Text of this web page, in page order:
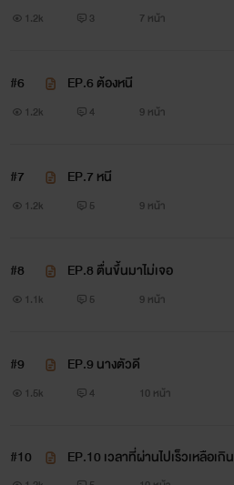
1.2k 3 7 หน้า
#6 EP.6 ต้องหนี
1.2k 4 9 หน้า
#7 EP.7 หนี
1.2k 5 9 หน้า
#8 EP.8 ตื่นขึ้นมาไม่เจอ
1.1k 5 9 หน้า
#9 EP.9 นางตัวดี
1.5k 4 10 หน้า
#10 EP.10 เวลาที่ผ่านไปเร็วเหลือเกิน